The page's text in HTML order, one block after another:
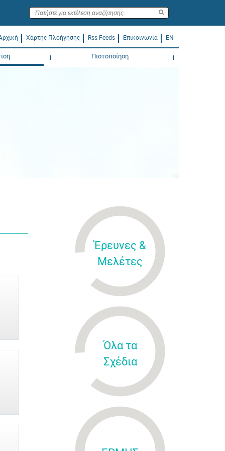
Χάρτης Πλοήγησης Rss Feeds Επικοινωνία EN
Πιστοποίηση
Έρευνες &
Μελέτες
Όλα τα
Σχέδια